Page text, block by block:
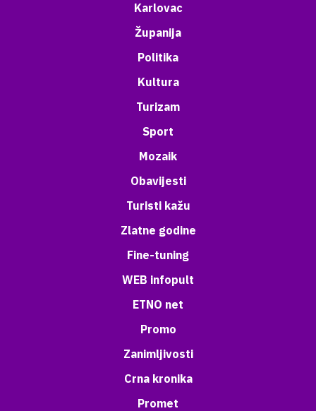
Karlovac
Županija
Politika
Kultura
Turizam
Sport
Mozaik
Obavijesti
Turisti kažu
Zlatne godine
Fine-tuning
WEB infopult
ETNO net
Promo
Zanimljivosti
Crna kronika
Promet